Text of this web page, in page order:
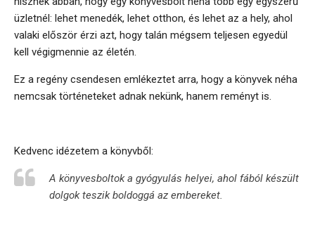
üzletnél: lehet menedék, lehet otthon, és lehet az a hely, ahol
valaki először érzi azt, hogy talán mégsem teljesen egyedül
kell végigmennie az életén.
Ez a regény csendesen emlékeztet arra, hogy a könyvek néha
nemcsak történeteket adnak nekünk, hanem reményt is.
Kedvenc idézetem a könyvből:
A könyvesboltok a gyógyulás helyei, ahol fából készült
dolgok teszik boldoggá az embereket.